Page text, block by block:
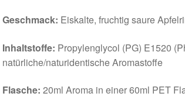
Geschmack: Eiskalte, fruchtig saure
Inhaltstoffe: Propylenglycol (PG) E1520
natürliche/naturidentische Aromastoffe
Flasche: 20ml Aroma in einer 60ml PET